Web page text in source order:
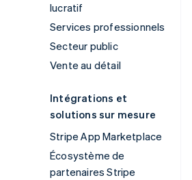
lucratif
Services professionnels
Secteur public
Vente au détail
Intégrations et
solutions sur mesure
Stripe App Marketplace
Écosystème de
partenaires Stripe